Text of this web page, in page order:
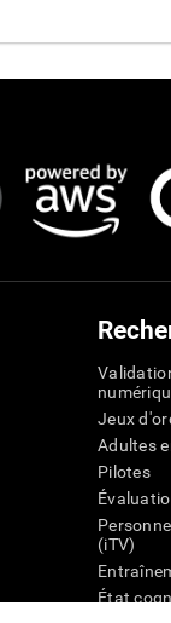
Jeux
Adultes
Pilotes
(iTV)
État